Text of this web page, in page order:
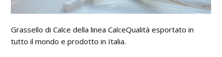
Grassello di Calce della linea CalceQualità esportato in
tutto il mondo e prodotto in Italia.